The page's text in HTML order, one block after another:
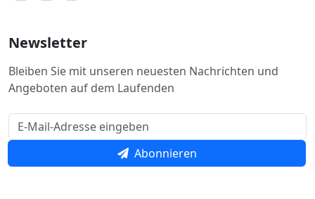
Newsletter
Bleiben Sie mit unseren neuesten Nachrichten und
Angeboten auf dem Laufenden
Abonnieren